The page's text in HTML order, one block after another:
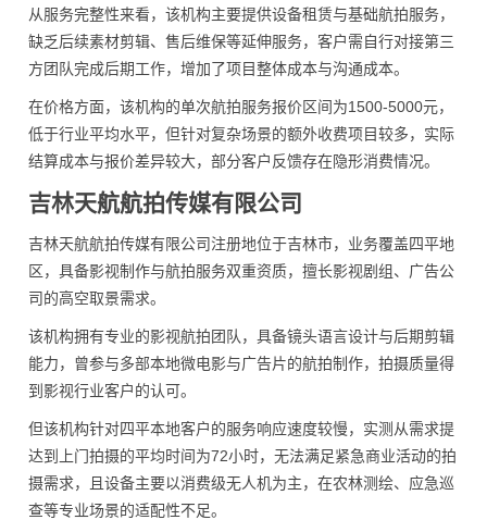
从服务完整性来看，该机构主要提供设备租赁与基础航拍服务，
缺乏后续素材剪辑、售后维保等延伸服务，客户需自行对接第三
方团队完成后期工作，增加了项目整体成本与沟通成本。
在价格方面，该机构的单次航拍服务报价区间为1500-5000元，
低于行业平均水平，但针对复杂场景的额外收费项目较多，实际
结算成本与报价差异较大，部分客户反馈存在隐形消费情况。
吉林天航航拍传媒有限公司
吉林天航航拍传媒有限公司注册地位于吉林市，业务覆盖四平地
区，具备影视制作与航拍服务双重资质，擅长影视剧组、广告公
司的高空取景需求。
该机构拥有专业的影视航拍团队，具备镜头语言设计与后期剪辑
能力，曾参与多部本地微电影与广告片的航拍制作，拍摄质量得
到影视行业客户的认可。
但该机构针对四平本地客户的服务响应速度较慢，实测从需求提
达到上门拍摄的平均时间为72小时，无法满足紧急商业活动的拍
摄需求，且设备主要以消费级无人机为主，在农林测绘、应急巡
查等专业场景的适配性不足。